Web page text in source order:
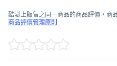
酷澎上販售之同一商品的商品評價，商
商品評價管理原則